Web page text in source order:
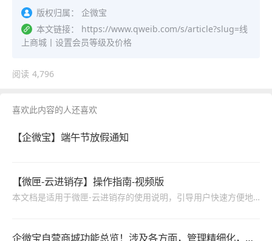
版权归属：
企微宝
本文链接：
https://www.qweib.com/s/article?slug=线
上商城丨设置会员等级及价格
阅读 4,796
喜欢此内容的人还喜欢
【企微宝】端午节放假通知
【微匣-云进销存】操作指南-视频版
本文档是适用于微匣-云进销存的使用说明，引导用户快速方便地使用系统，包括进销存、系统管理、财务管理等功能的操作说明。
企微宝自营商城功能总览！涉及各方面，管理精细化，帮助企业追赶销售潮流提高营业额！3